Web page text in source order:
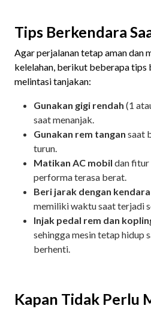
Tips Berkendara
Agar perjalanan tetap aman dan
kelelahan, berikut beberapa tips
melintasi tanjakan:
Gunakan gigi rendah (1
saat menanjak.
Gunakan rem tangan saat
turun.
Matikan AC mobil dan fitur
performa terasa berat.
Beri jarak dengan
memiliki waktu saat terjadi
Injak pedal rem dan
sehingga mesin tetap hidup
berhenti.
Kapan Tidak Perlu